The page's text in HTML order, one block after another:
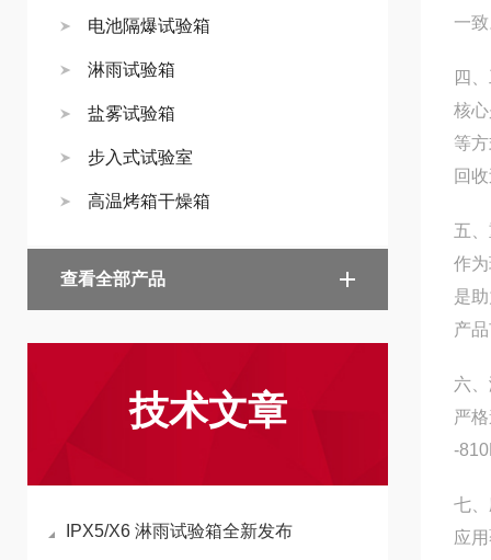
电池隔爆试验箱
淋雨试验箱
盐雾试验箱
步入式试验室
高温烤箱干燥箱
查看全部产品
技术文章
IPX5/X6 淋雨试验箱全新发布
一
四
核
等
回
五
作
是
产
六
严
-
七
应